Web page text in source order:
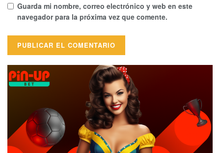
Guarda mi nombre, correo electrónico y web en este
navegador para la próxima vez que comente.
Alternative: